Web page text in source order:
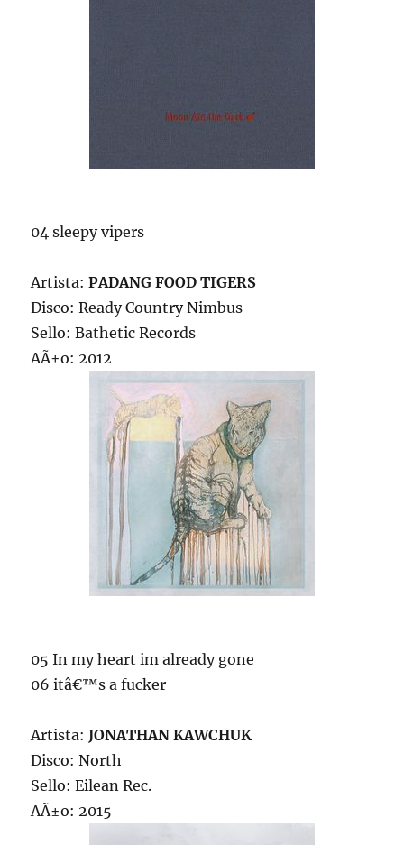
04 sleepy vipers
Artista:PADANG FOOD TIGERS
Disco: Ready Country Nimbus
Sello: Bathetic Records
AÃ±o: 2012
05 In my heart im already gone
06 itâ€™s a fucker
Artista:JONATHAN KAWCHUK
Disco: North
Sello: Eilean Rec.
AÃ±o: 2015